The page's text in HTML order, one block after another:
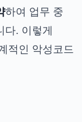
하여 업무 중
. 이렇게
적인 악성코드